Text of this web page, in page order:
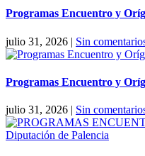
Programas Encuentro y
julio 31, 2026 | Sin
Programas Encuentro y
julio 31, 2026 | Sin